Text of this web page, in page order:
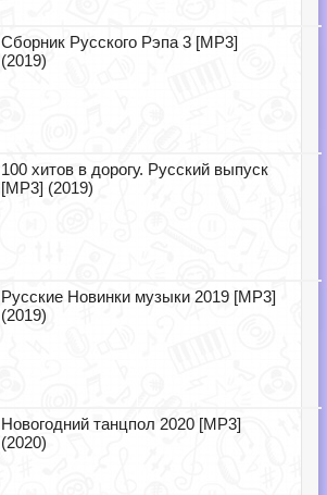
Сборник Русского Рэпа 3 [MP3]
(2019)
100 хитов в дорогу. Русский выпуск
[MP3] (2019)
Русские Новинки музыки 2019 [MP3]
(2019)
Новогодний танцпол 2020 [MP3]
(2020)